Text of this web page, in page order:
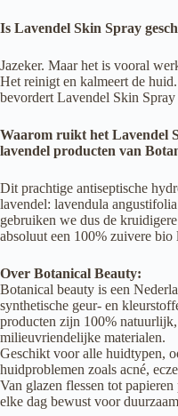
Is Lavendel Skin Spray
Jazeker. Maar het is vooral
Het reinigt en kalmeert de
bevordert Lavendel Skin
Waarom ruikt het Lavendel
lavendel producten van
Dit prachtige antiseptische
lavendel: lavendula
gebruiken we dus de
absoluut een 100% zuivere bio
Over Botanical Beauty:
Botanical beauty is een
synthetische geur- en
producten zijn 100%
milieuvriendelijke materialen.
Geschikt voor alle huidtypen,
huidproblemen zoals acné,
Van glazen flessen tot
elke dag bewust voor